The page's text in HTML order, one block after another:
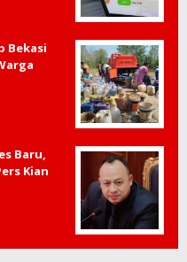
Bekasi
Baru,
Kian